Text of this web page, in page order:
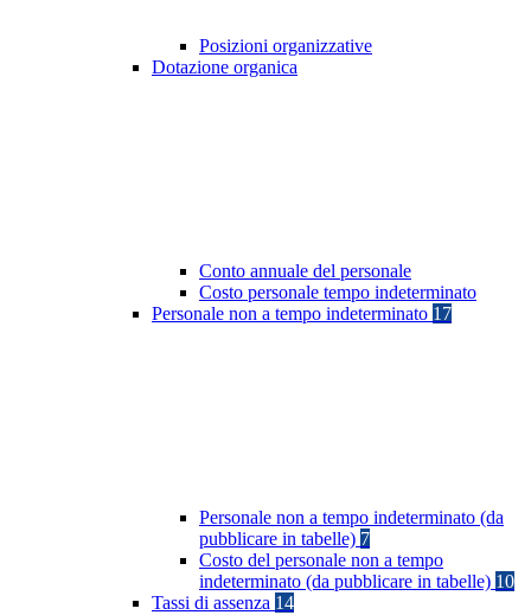
Posizioni organizzative
Dotazione organica
Conto annuale del personale
Costo personale tempo indeterminato
Personale non a tempo indeterminato 17
Personale non a tempo indeterminato (da
pubblicare in tabelle) 7
Costo del personale non a tempo
indeterminato (da pubblicare in tabelle) 10
Tassi di assenza 14